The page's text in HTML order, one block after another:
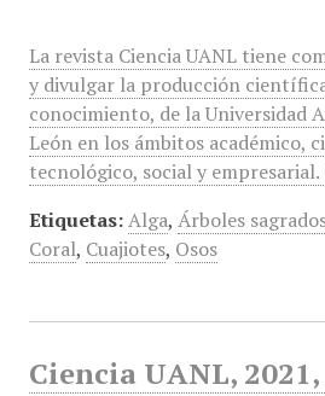
La revista Ciencia UANL tiene
y divulgar la producción
conocimiento, de la Universidad
León en los ámbitos académico,
tecnológico, social y
Etiquetas: Alga, Árboles
Coral, Cuajiotes, Osos
Ciencia UANL,